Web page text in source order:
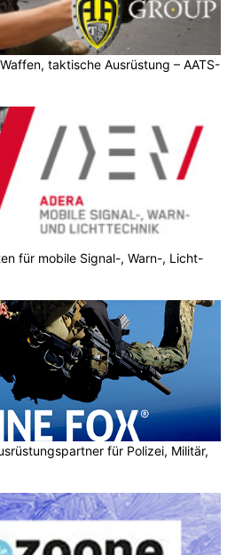
taktische Ausrüstung – AATS-
für mobile Signal-, Warn-, Licht-
für Polizei, Militär,